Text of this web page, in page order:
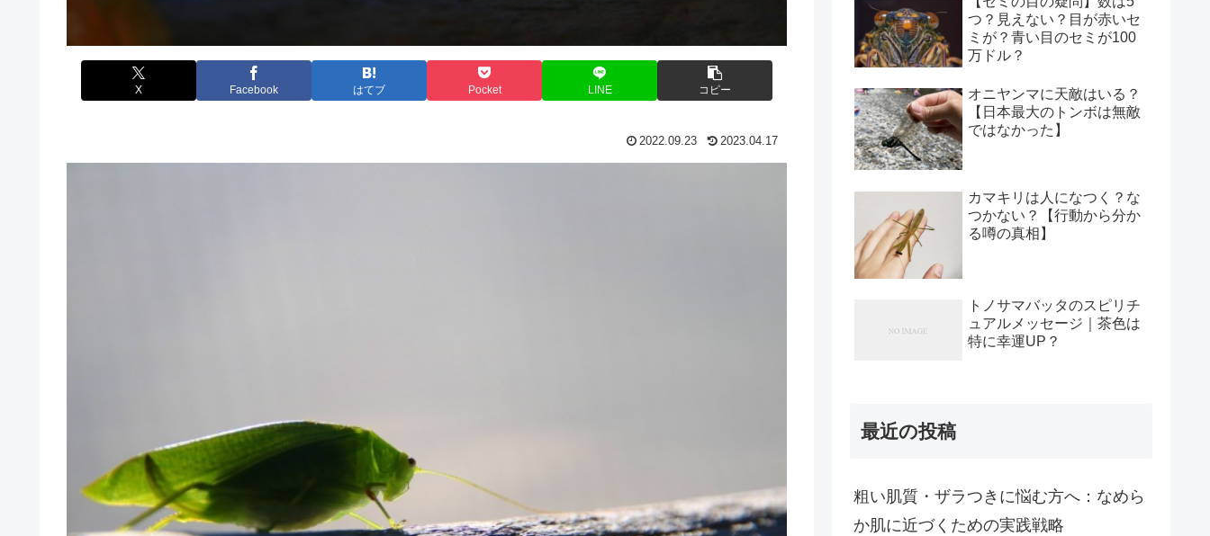
X Facebook はてブ Pocket LINE コピー
2022.09.23 2023.04.17
つ？見えない？目が赤いセ
ミが？青い目のセミが100
万ドル？
オニヤンマに天敵はいる？
【日本最大のトンボは無敵
ではなかった】
カマキリは人になつく？な
つかない？【行動から分か
る噂の真相】
トノサマバッタのスピリチ
ュアルメッセージ｜茶色は
特に幸運UP？
最近の投稿
粗い肌質・ザラつきに悩む方へ：なめら
か肌に近づくための実践戦略